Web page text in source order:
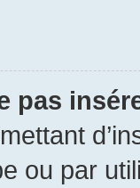
pas
ou par